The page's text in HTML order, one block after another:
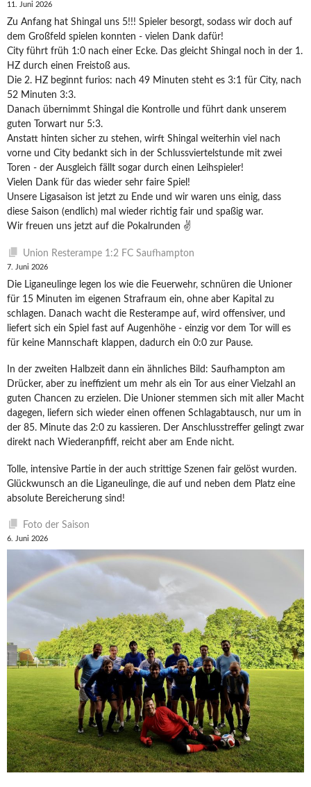
11. Juni 2026
Zu Anfang hat Shingal uns 5!!! Spieler besorgt, sodass wir doch auf
dem Großfeld spielen konnten - vielen Dank dafür!
City führt früh 1:0 nach einer Ecke. Das gleicht Shingal noch in der 1.
HZ durch einen Freistoß aus.
Die 2. HZ beginnt furios: nach 49 Minuten steht es 3:1 für City, nach
52 Minuten 3:3.
Danach übernimmt Shingal die Kontrolle und führt dank unserem
guten Torwart nur 5:3.
Anstatt hinten sicher zu stehen, wirft Shingal weiterhin viel nach
vorne und City bedankt sich in der Schlussviertelstunde mit zwei
Toren - der Ausgleich fällt sogar durch einen Leihspieler!
Vielen Dank für das wieder sehr faire Spiel!
Unsere Ligasaison ist jetzt zu Ende und wir waren uns einig, dass
diese Saison (endlich) mal wieder richtig fair und spaßig war.
Wir freuen uns jetzt auf die Pokalrunden ✌️
Union Resterampe 1:2 FC Saufhampton
7. Juni 2026
Die Liganeulinge legen los wie die Feuerwehr, schnüren die Unioner
für 15 Minuten im eigenen Strafraum ein, ohne aber Kapital zu
schlagen. Danach wacht die Resterampe auf, wird offensiver, und
liefert sich ein Spiel fast auf Augenhöhe - einzig vor dem Tor will es
für keine Mannschaft klappen, dadurch ein 0:0 zur Pause.
In der zweiten Halbzeit dann ein ähnliches Bild: Saufhampton am
Drücker, aber zu ineffizient um mehr als ein Tor aus einer Vielzahl an
guten Chancen zu erzielen. Die Unioner stemmen sich mit aller Macht
dagegen, liefern sich wieder einen offenen Schlagabtausch, nur um in
der 85. Minute das 2:0 zu kassieren. Der Anschlusstreffer gelingt zwar
direkt nach Wiederanpfiff, reicht aber am Ende nicht.
Tolle, intensive Partie in der auch strittige Szenen fair gelöst wurden.
Glückwunsch an die Liganeulinge, die auf und neben dem Platz eine
absolute Bereicherung sind!
Foto der Saison
6. Juni 2026